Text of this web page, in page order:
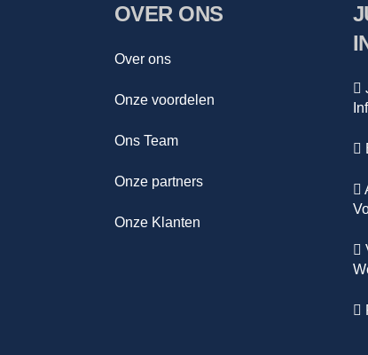
OVER ONS
Over ons
Onze voordelen
Ons Team
Onze partners
Onze Klanten